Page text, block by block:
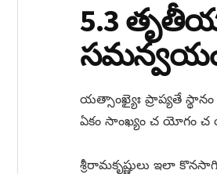
5.3
యత్సాంఖ్యైః ప్రాప్యతే
ఏకం సాంఖ్యం చ యోగం చ
శ్రీరామకృష్ణులు ఇలా